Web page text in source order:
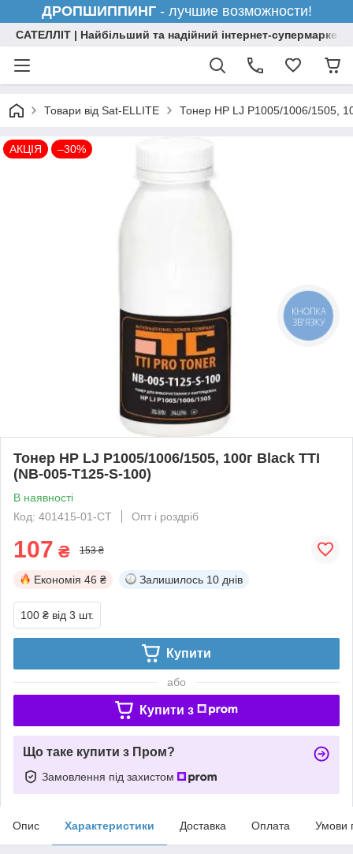
ДРОПШИППИНГ- лучшие возможности!
САТЕЛЛІТ | Найбільший та надійний інтернет-супермаркет
Товари від Sat-ELLITE Тонер HP LJ P1005/1006/1505,
АКЦІЯ –30%
Тонер HP LJ P1005/1006/1505, 100г Black TTI
(NB-005-T125-S-100)
В наявності
Код: 401415-01-СТ
Опт і роздріб
107 ₴ 153 ₴
Економія 46 ₴ Залишилось 10 днів
100 ₴ від 3 шт.
Купити
або
Купити з
Що таке купити з Пром?
Замовлення під захистом
Опис Характеристики Доставка Оплата Умови
КНОПКА
ЗВ'ЯЗКУ